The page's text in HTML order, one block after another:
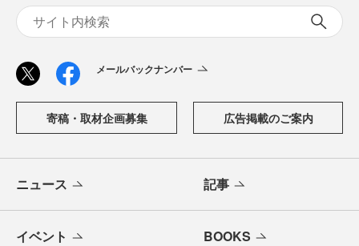
メールバックナンバー
寄稿・取材企画募集 広告掲載のご案内
ニュース 記事
イベント BOOKS